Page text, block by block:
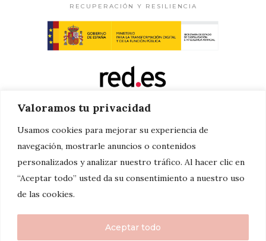
Valoramos tu privacidad
Usamos cookies para mejorar su experiencia de
navegación, mostrarle anuncios o contenidos
personalizados y analizar nuestro tráfico. Al hacer clic en
“Aceptar todo” usted da su consentimiento a nuestro uso
de las cookies.
Aceptar todo
RECUPERACIÓN Y RESILIENCIA